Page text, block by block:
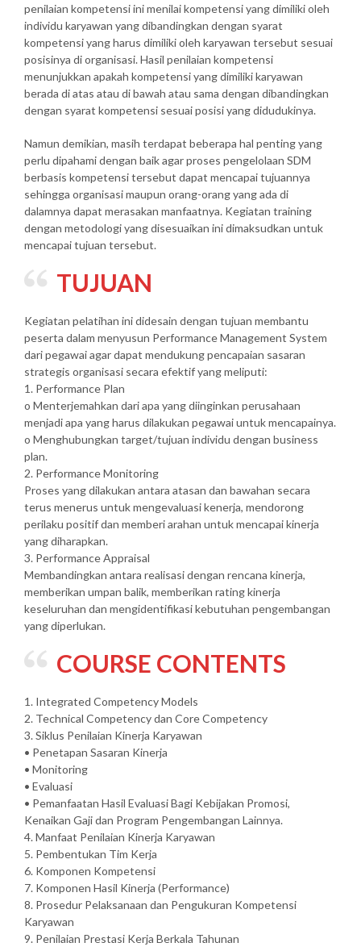
penilaian kompetensi ini menilai kompetensi yang dimiliki oleh
individu karyawan yang dibandingkan dengan syarat
kompetensi yang harus dimiliki oleh karyawan tersebut sesuai
posisinya di organisasi. Hasil penilaian kompetensi
menunjukkan apakah kompetensi yang dimiliki karyawan
berada di atas atau di bawah atau sama dengan dibandingkan
dengan syarat kompetensi sesuai posisi yang didudukinya.
Namun demikian, masih terdapat beberapa hal penting yang
perlu dipahami dengan baik agar proses pengelolaan SDM
berbasis kompetensi tersebut dapat mencapai tujuannya
sehingga organisasi maupun orang-orang yang ada di
dalamnya dapat merasakan manfaatnya. Kegiatan training
dengan metodologi yang disesuaikan ini dimaksudkan untuk
mencapai tujuan tersebut.
TUJUAN
Kegiatan pelatihan ini didesain dengan tujuan membantu
peserta dalam menyusun Performance Management System
dari pegawai agar dapat mendukung pencapaian sasaran
strategis organisasi secara efektif yang meliputi:
1. Performance Plan
o Menterjemahkan dari apa yang diinginkan perusahaan
menjadi apa yang harus dilakukan pegawai untuk mencapainya.
o Menghubungkan target/tujuan individu dengan business
plan.
2. Performance Monitoring
Proses yang dilakukan antara atasan dan bawahan secara
terus menerus untuk mengevaluasi kenerja, mendorong
perilaku positif dan memberi arahan untuk mencapai kinerja
yang diharapkan.
3. Performance Appraisal
Membandingkan antara realisasi dengan rencana kinerja,
memberikan umpan balik, memberikan rating kinerja
keseluruhan dan mengidentifikasi kebutuhan pengembangan
yang diperlukan.
COURSE CONTENTS
1. Integrated Competency Models
2. Technical Competency dan Core Competency
3. Siklus Penilaian Kinerja Karyawan
• Penetapan Sasaran Kinerja
• Monitoring
• Evaluasi
• Pemanfaatan Hasil Evaluasi Bagi Kebijakan Promosi,
Kenaikan Gaji dan Program Pengembangan Lainnya.
4. Manfaat Penilaian Kinerja Karyawan
5. Pembentukan Tim Kerja
6. Komponen Kompetensi
7. Komponen Hasil Kinerja (Performance)
8. Prosedur Pelaksanaan dan Pengukuran Kompetensi
Karyawan
9. Penilaian Prestasi Kerja Berkala Tahunan